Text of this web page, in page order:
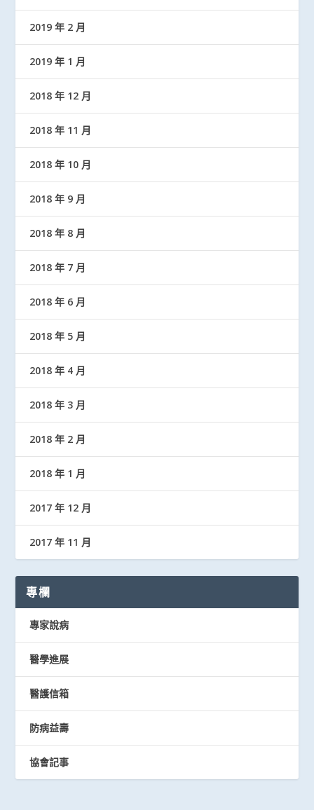
2019 年 2 月
2019 年 1 月
2018 年 12 月
2018 年 11 月
2018 年 10 月
2018 年 9 月
2018 年 8 月
2018 年 7 月
2018 年 6 月
2018 年 5 月
2018 年 4 月
2018 年 3 月
2018 年 2 月
2018 年 1 月
2017 年 12 月
2017 年 11 月
專欄
專家說病
醫學進展
醫護信箱
防病益壽
協會記事